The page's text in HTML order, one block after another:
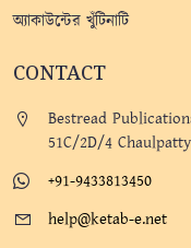
অ্যাকাউন্টের খুঁটিনাটি
CONTACT
Bestread
51C/2D/4
+91-9433813450
help@ketab-e.net